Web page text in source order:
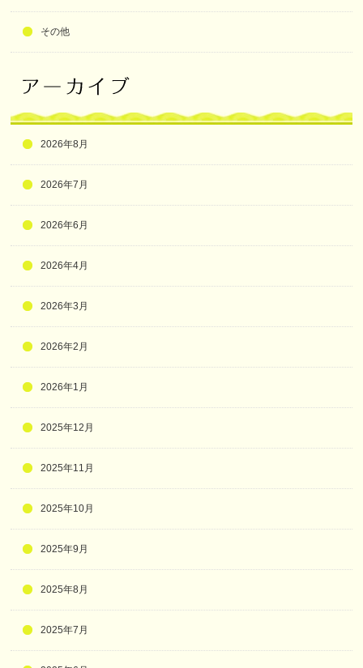
その他
2026年8月
2026年7月
2026年6月
2026年4月
2026年3月
2026年2月
2026年1月
2025年12月
2025年11月
2025年10月
2025年9月
2025年8月
2025年7月